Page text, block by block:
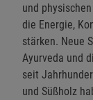
und
die Energie,
stärken. Neue
Ayurveda und
seit
und Süßholz